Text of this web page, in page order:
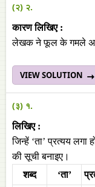
(२) २.
कारण लिखिए :
लेखक ने फूल के गमले
VIEW SOLUTION
(३) १.
लिखिए :
जिन्हें ‘ता’ प्रत्‍यय
की सूची बनाइए।
शब्‍द
‘ता’